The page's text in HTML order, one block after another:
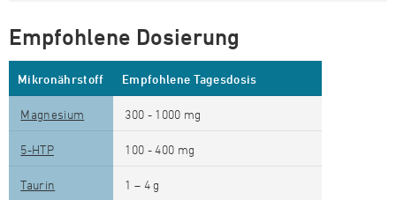
Empfohlene Dosierung
Mikronährstoff Empfohlene Tagesdosis
Magnesium 300 - 1000 mg
5-HTP 100 - 400 mg
Taurin 1 – 4 g